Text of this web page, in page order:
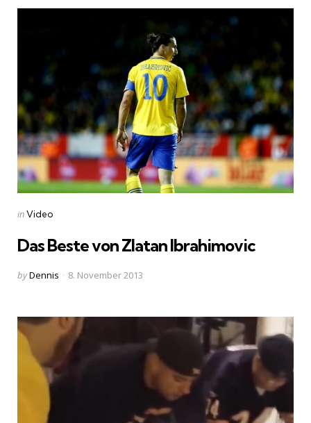
Categories
Posted
inVideo
Das Beste von Zlatan Ibrahimovic
Posted
byDennis 8. November 2013